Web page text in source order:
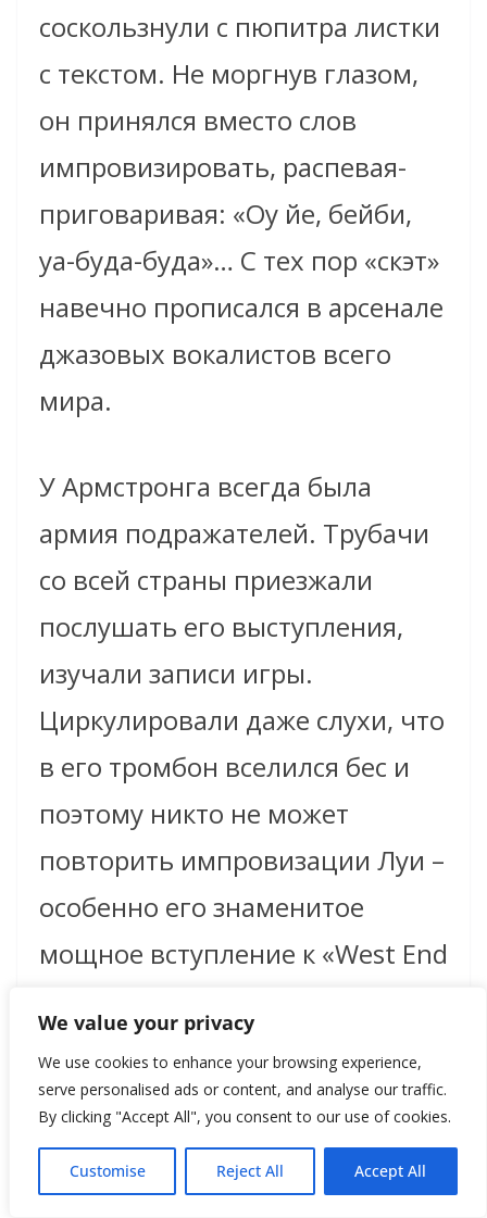
We value your privacy
We use cookies to enhance your browsing experience,
serve personalised ads or content, and analyse our traffic.
By clicking "Accept All", you consent to our use of cookies.
Customise Reject All Accept All
соскользнули с пюпитра листки
с текстом. Не моргнув глазом,
он принялся вместо слов
импровизировать, распевая-
приговаривая: «Оу йе, бейби,
уа-буда-буда»… С тех пор «скэт»
навечно прописался в арсенале
джазовых вокалистов всего
мира.
У Армстронга всегда была
армия подражателей. Трубачи
со всей страны приезжали
послушать его выступления,
изучали записи игры.
Циркулировали даже слухи, что
в его тромбон вселился бес и
поэтому никто не может
повторить импровизации Луи –
особенно его знаменитое
мощное вступление к «West End
синкопами и мимолетными
неуловимыми звуками.
«Генделя – играют! Баха –
играют! Меня – никто не может